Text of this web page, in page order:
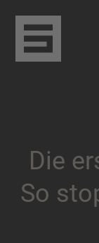
Die er
So sto